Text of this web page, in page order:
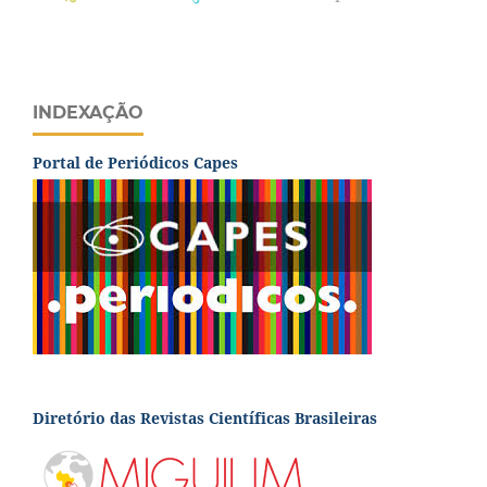
INDEXAÇÃO
Portal de Periódicos Capes
Diretório das Revistas Científicas Brasileiras